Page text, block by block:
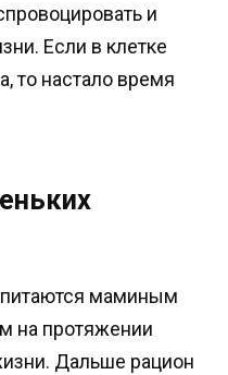
и
Если в клетке
то настало время
маминым
на протяжении
Дальше рацион